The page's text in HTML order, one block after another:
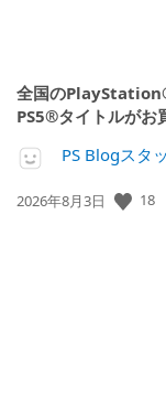
全国の
PS5®タイトルがお
PS Blogスタ
公
2026年8月3日 18